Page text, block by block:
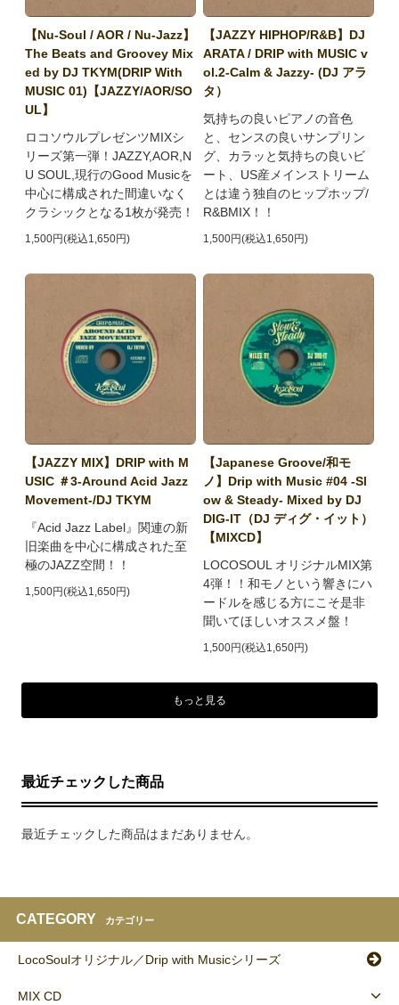
【Nu-Soul / AOR / Nu-Jazz】
The Beats and Groovey Mix
ed by DJ TKYM(DRIP With
MUSIC 01)【JAZZY/AOR/SO
UL】
ロコソウルプレゼンツMIXシ
リーズ第一弾！JAZZY,AOR,N
U SOUL,現行のGood Musicを
中心に構成された間違いなく
クラシックとなる1枚が発売！
1,500円(税込1,650円)
【JAZZY HIPHOP/R&B】DJ
ARATA / DRIP with MUSIC v
ol.2-Calm & Jazzy- (DJ アラ
タ）
気持ちの良いピアノの音色
と、センスの良いサンプリン
グ、カラッと気持ちの良いビ
ート、US産メインストリーム
とは違う独自のヒップホップ/
R&BMIX！！
1,500円(税込1,650円)
【JAZZY MIX】DRIP with M
USIC ＃3-Around Acid Jazz
Movement-/DJ TKYM
『Acid Jazz Label』関連の新
旧楽曲を中心に構成された至
極のJAZZ空間！！
1,500円(税込1,650円)
【Japanese Groove/和モ
ノ】Drip with Music #04 -Sl
ow & Steady- Mixed by DJ
DIG-IT（DJ ディグ・イット）
【MIXCD】
LOCOSOUL オリジナルMIX第
4弾！！和モノという響きにハ
ードルを感じる方にこそ是非
聞いてほしいオススメ盤！
1,500円(税込1,650円)
もっと見る
最近チェックした商品
最近チェックした商品はまだありません。
CATEGORY カテゴリー
LocoSoulオリジナル／Drip with Musicシリーズ
MIX CD